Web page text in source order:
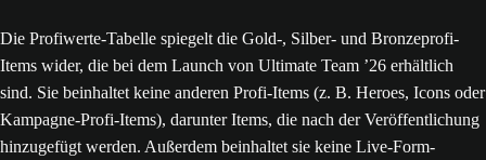
Die Profiwerte-Tabelle spiegelt die Gold-, Silber- und Bronzeprofi-
Items wider, die bei dem Launch von Ultimate Team ’26 erhältlich
sind. Sie beinhaltet keine anderen Profi-Items (z. B. Heroes, Icons oder
Kampagne-Profi-Items), darunter Items, die nach der Veröffentlichung
hinzugefügt werden. Außerdem beinhaltet sie keine Live-Form-